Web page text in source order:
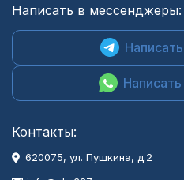
Написать в мессенджеры:
Контакты:
620075, ул. Пушкина, д.2